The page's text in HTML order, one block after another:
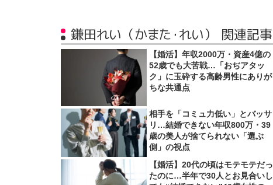
鎌田れい（かまた・れい） 関連記事
【婚活】年収2000万・資産4億の
52歳でも大苦戦…「おぢアタッ
ク」に玉砕する高齢男性にありが
ちな共通点
相手を「コミュ力低い」とバッサ
リ…結婚できない年収800万・39
歳の美人が捨てられない「選ぶ
側」の視点
【婚活】20代の頃はモテモテだっ
たのに…半年で30人とお見合いし